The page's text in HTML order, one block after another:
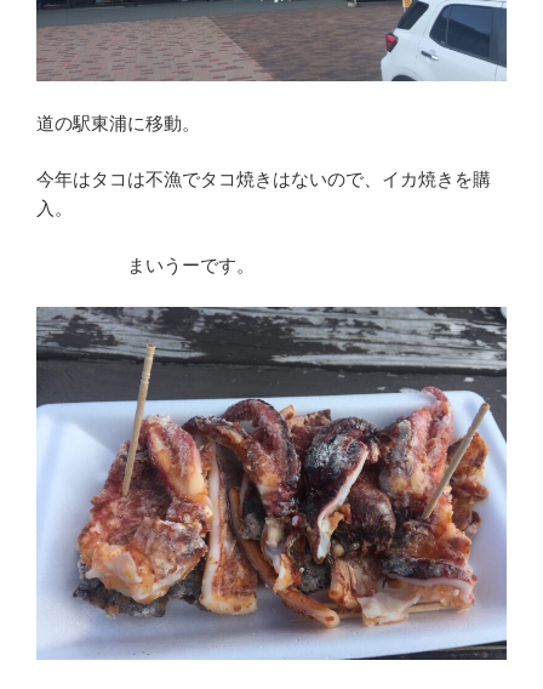
道の駅東浦に移動。
今年はタコは不漁でタコ焼きはないので、イカ焼きを購
入。
まいうーです。